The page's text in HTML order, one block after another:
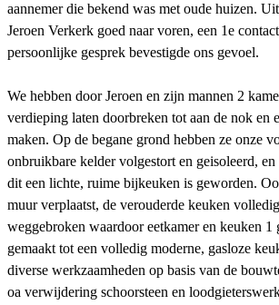
aannemer die bekend was met oude huizen.
Jeroen Verkerk goed naar voren, een 1e
persoonlijke gesprek bevestigde ons gevoel.
We hebben door Jeroen en zijn mannen 2
verdieping laten doorbreken tot aan de nok en
maken. Op de begane grond hebben ze onze
onbruikbare kelder volgestort en geisoleerd,
dit een lichte, ruime bijkeuken is geworden.
muur verplaatst, de verouderde keuken
weggebroken waardoor eetkamer en keuken 1
gemaakt tot een volledig moderne, gasloze
diverse werkzaamheden op basis van de
oa verwijdering schoorsteen en